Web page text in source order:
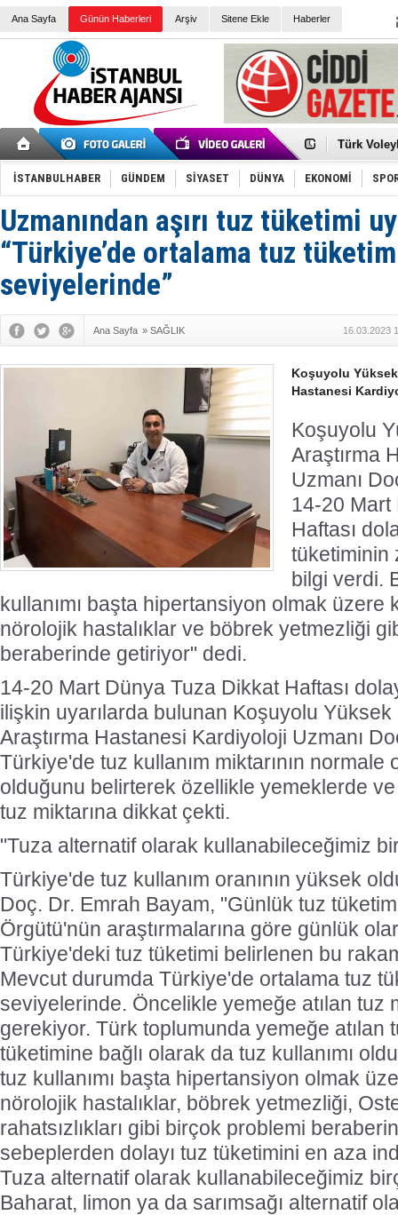
Ana Sayfa Günün Haberleri Arşiv Sitene Ekle Haberler
Elena
Türk
Töreninde
İkinci El
Guguk
Sneaker
Erkek
Tommy
Ceza
Kayyum
İtalyan
İSTANBULHABER GÜNDEM SİYASET DÜNYA EKONOMİ
Uzmanından aşırı tuz tüketimi
“Türkiye’de ortalama tuz
seviyelerinde”
Ana Sayfa » SAĞLIK 16.03.2023
Koşuyolu
Hastanesi
Koşuyolu
Araştırma
Uzmanı
14-20 Mart
Haftası
tüketiminin
bilgi verdi.
kullanımı başta hipertansiyon olmak üzere
nörolojik hastalıklar ve böbrek yetmezliği
beraberinde getiriyor" dedi.
14-20 Mart Dünya Tuza Dikkat Haftası
ilişkin uyarılarda bulunan Koşuyolu
Araştırma Hastanesi Kardiyoloji Uzmanı
Türkiye'de tuz kullanım miktarının normale
olduğunu belirterek özellikle yemeklerde
tuz miktarına dikkat çekti.
"Tuza alternatif olarak kullanabileceğimiz
Türkiye'de tuz kullanım oranının yüksek
Doç. Dr. Emrah Bayam, "Günlük tuz
Örgütü'nün araştırmalarına göre günlük
Türkiye'deki tuz tüketimi belirlenen bu
Mevcut durumda Türkiye'de ortalama tuz
seviyelerinde. Öncelikle yemeğe atılan tuz
gerekiyor. Türk toplumunda yemeğe atılan
tüketimine bağlı olarak da tuz kullanımı
tuz kullanımı başta hipertansiyon olmak
nörolojik hastalıklar, böbrek yetmezliği,
rahatsızlıkları gibi birçok problemi
sebeplerden dolayı tuz tüketimini en aza
Tuza alternatif olarak kullanabileceğimiz
Baharat, limon ya da sarımsağı alternatif